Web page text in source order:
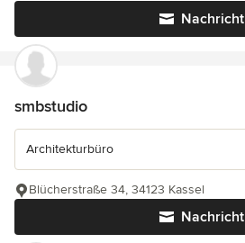
Nachricht
smbstudio
Architekturbüro
Nachricht
Blücherstraße 34, 34123 Kassel